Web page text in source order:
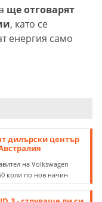
ще отговарят
, като се
енергия само
дилърски център
на Volkswagen
коли по нов начин